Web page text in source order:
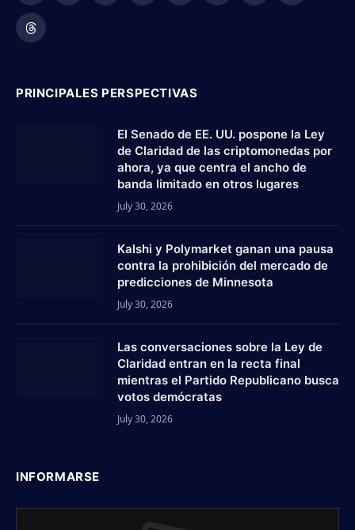
Threads
PRINCIPALES PERSPECTIVAS
El Senado de EE. UU. pospone la Ley
de Claridad de las criptomonedas por
ahora, ya que centra el ancho de
banda limitado en otros lugares
July 30, 2026
Kalshi y Polymarket ganan una pausa
contra la prohibición del mercado de
predicciones de Minnesota
July 30, 2026
Las conversaciones sobre la Ley de
Claridad entran en la recta final
mientras el Partido Republicano busca
votos demócratas
July 30, 2026
INFORMARSE